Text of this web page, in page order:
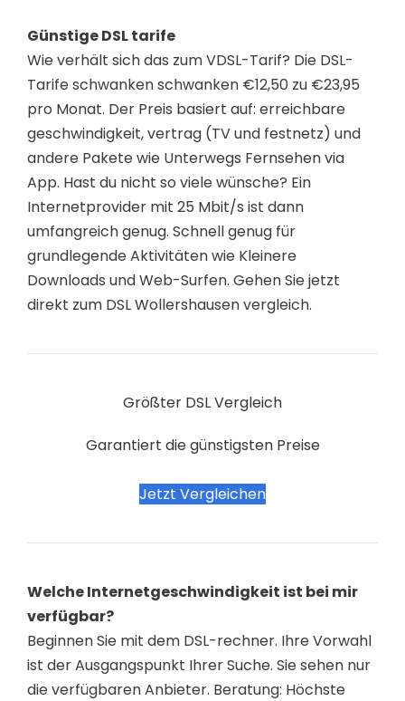
Günstige DSL tarife
Wie verhält sich das zum VDSL-Tarif? Die DSL-
Tarife schwanken schwanken €12,50 zu €23,95
pro Monat. Der Preis basiert auf: erreichbare
geschwindigkeit, vertrag (TV und festnetz) und
andere Pakete wie Unterwegs Fernsehen via
App. Hast du nicht so viele wünsche? Ein
Internetprovider mit 25 Mbit/s ist dann
umfangreich genug. Schnell genug für
grundlegende Aktivitäten wie Kleinere
Downloads und Web-Surfen. Gehen Sie jetzt
direkt zum DSL Wollershausen vergleich.
Größter DSL Vergleich
Garantiert die günstigsten Preise
Jetzt Vergleichen
Welche Internetgeschwindigkeit ist bei mir
verfügbar?
Beginnen Sie mit dem DSL-rechner. Ihre Vorwahl
ist der Ausgangspunkt Ihrer Suche. Sie sehen nur
die verfügbaren Anbieter. Beratung: Höchste